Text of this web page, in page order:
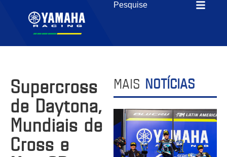
Supercross
de Daytona,
Mundiais de
Cross e
MAIS NOTÍCIAS